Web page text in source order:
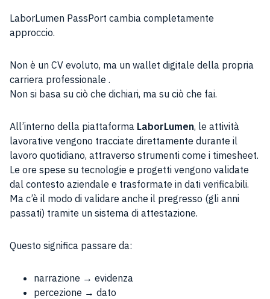
LaborLumen PassPort cambia completamente
approccio.
Non è un CV evoluto, ma un wallet digitale della propria
carriera professionale .
Non si basa su ciò che dichiari, ma su ciò che fai.
All’interno della piattaforma LaborLumen, le attività
lavorative vengono tracciate direttamente durante il
lavoro quotidiano, attraverso strumenti come i timesheet.
Le ore spese su tecnologie e progetti vengono validate
dal contesto aziendale e trasformate in dati verificabili.
Ma c’è il modo di validare anche il pregresso (gli anni
passati) tramite un sistema di attestazione.
Questo significa passare da:
narrazione → evidenza
percezione → dato